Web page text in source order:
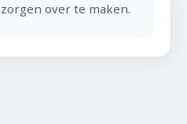
over te maken.